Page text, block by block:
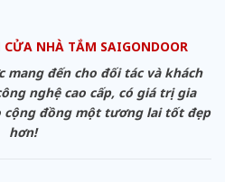
CỬA NHÀ TẮM SAIGONDOOR
mang đến cho đối tác và khách
nghệ cao cấp, có giá trị gia
cộng đồng một tương lai tốt đẹp
hơn!